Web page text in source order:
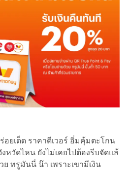
ยเด็ด ราคาดีเวอร์ อิ่มคุ้มตะโกน
หวัดไหน ยังไม่เคยไปต้องรีบจัดแล้
ทรูมันนี่ น๊า เพราะเขามีเงิน